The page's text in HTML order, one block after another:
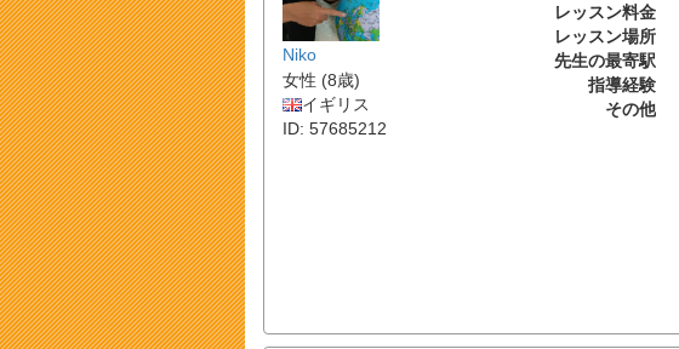
Niko
女性 (8歳)
イギリス
ID: 57685212
レッスン料金
レッスン場所
先生の最寄駅
指導経験
その他